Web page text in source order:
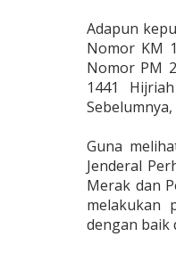
Adapun
Nomor KM
Nomor PM
1441
Guna
Jenderal
Merak dan
melakukan
dengan baik